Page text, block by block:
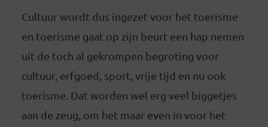
Cultuur wordt dus ingezet voor het toerisme
en toerisme gaat op zijn beurt een hap nemen
uit de toch al gekrompen begroting voor
cultuur, erfgoed, sport, vrije tijd en nu ook
toerisme. Dat worden wel erg veel biggetjes
aan de zeug, om het maar even in voor het